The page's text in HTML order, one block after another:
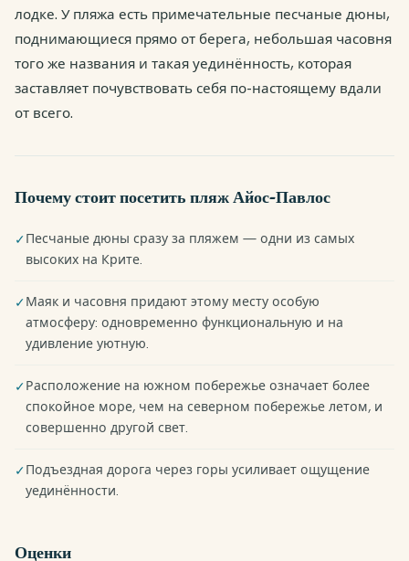
лодке. У пляжа есть примечательные песчаные дюны,
поднимающиеся прямо от берега, небольшая часовня
того же названия и такая уединённость, которая
заставляет почувствовать себя по-настоящему вдали
от всего.
Почему стоит посетить пляж Айос-Павлос
✓Песчаные дюны сразу за пляжем — одни из самых
высоких на Крите.
✓Маяк и часовня придают этому месту особую
атмосферу: одновременно функциональную и на
удивление уютную.
✓Расположение на южном побережье означает более
спокойное море, чем на северном побережье летом, и
совершенно другой свет.
✓Подъездная дорога через горы усиливает ощущение
уединённости.
Оценки